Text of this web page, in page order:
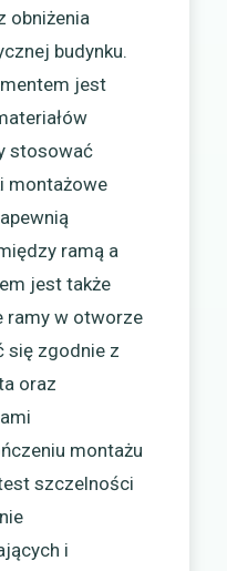
obniżenia
budynku.
jest
stosować
montażowe
ramą a
jest także
ramy w otworze
się zgodnie z
oraz
montażu
szczelności
i